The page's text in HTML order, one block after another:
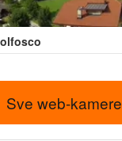
Sve web-kamere